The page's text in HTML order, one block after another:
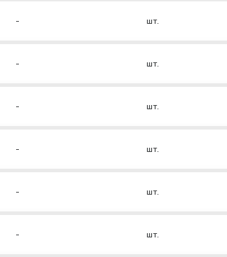
- шт.
- шт.
- шт.
- шт.
- шт.
- шт.